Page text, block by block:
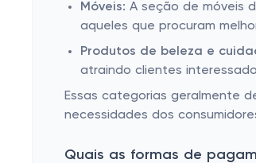
Móveis: A seção de móveis
aqueles que procuram
Produtos de beleza e
atraindo clientes
Essas categorias geralmente
necessidades dos
Quais as formas de